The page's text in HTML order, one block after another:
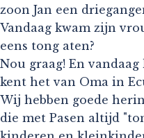
zoon Jan een
Vandaag kwam zijn
eens tong aten?
Nou graag! En
kent het van Oma in
Wij hebben goede
die met Pasen altijd